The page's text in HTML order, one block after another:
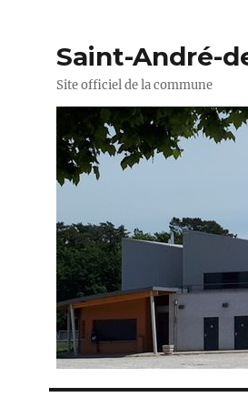
Saint-André-
Site officiel de la commune